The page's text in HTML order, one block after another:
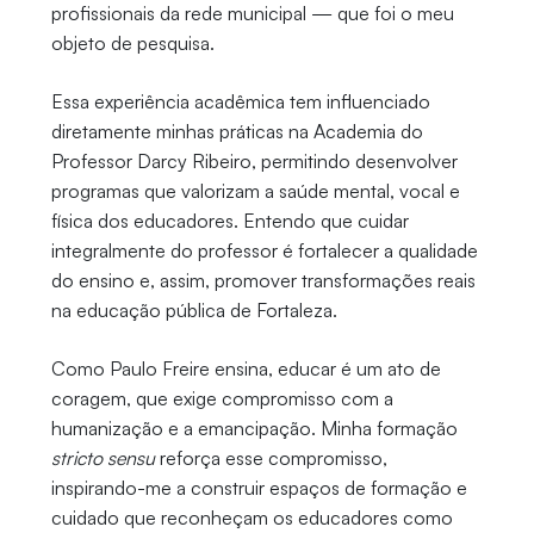
profissionais da rede municipal — que foi o meu
objeto de pesquisa.
Essa experiência acadêmica tem influenciado
diretamente minhas práticas na Academia do
Professor Darcy Ribeiro, permitindo desenvolver
programas que valorizam a saúde mental, vocal e
física dos educadores. Entendo que cuidar
integralmente do professor é fortalecer a qualidade
do ensino e, assim, promover transformações reais
na educação pública de Fortaleza.
Como Paulo Freire ensina, educar é um ato de
coragem, que exige compromisso com a
humanização e a emancipação. Minha formação
stricto sensureforça esse compromisso,
inspirando-me a construir espaços de formação e
cuidado que reconheçam os educadores como